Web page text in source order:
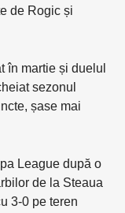
de Rogic și
în martie și duelul
sezonul
șase mai
League după o
de la Steaua
3-0 pe teren